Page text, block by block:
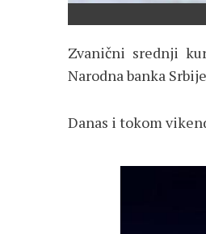
Zvanični srednji
Narodna banka
Danas i tokom